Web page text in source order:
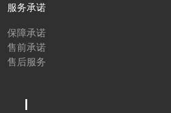
服务承诺
保障承诺
售前承诺
售后服务